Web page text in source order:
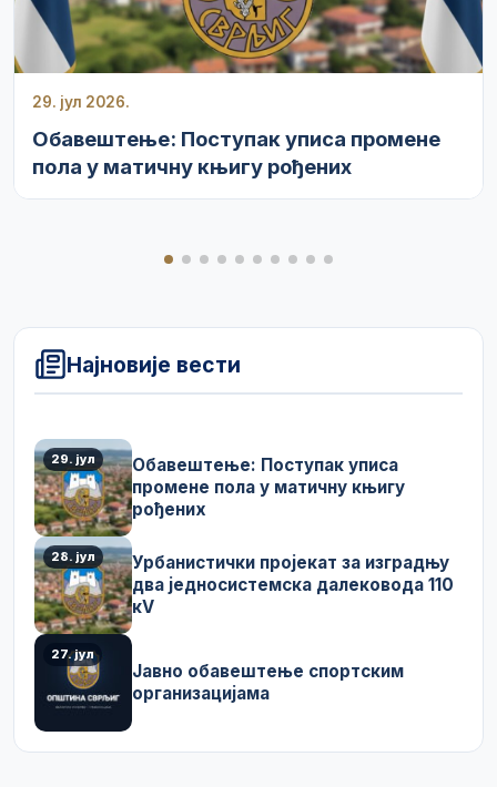
29. јул 2026.
Обавештење: Поступак уписа промене
пола у матичну књигу рођених
Најновије вести
29. јул
Обавештење: Поступак уписа
промене пола у матичну књигу
рођених
28. јул
Урбанистички пројекат за изградњу
два једносистемска далековода 110
кV
27. јул
Јавно обавештење спортским
организацијама